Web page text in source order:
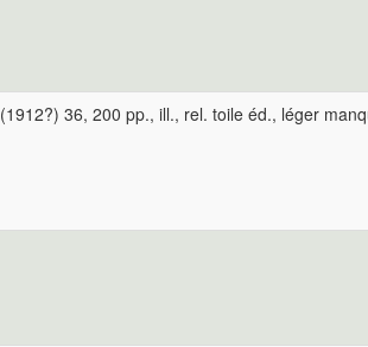
36, 200 pp., ill., rel. toile éd., léger